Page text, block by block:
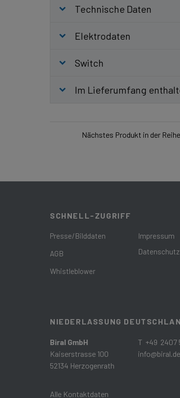
Technische Daten
Elektrodaten
Switch
Im Lieferumfang
Nächstes Produkt in der Reihe
SCHNELL-ZUGRIFF
Presse/Bilddaten
AGB
Whistleblower
Impressum
Datenschutz
NIEDERLASSUNG
Biral GmbH
Kaiserstrasse 100
52134 Herzogenrath
Alle Kontaktdaten
T +49 2407
info@biral.de